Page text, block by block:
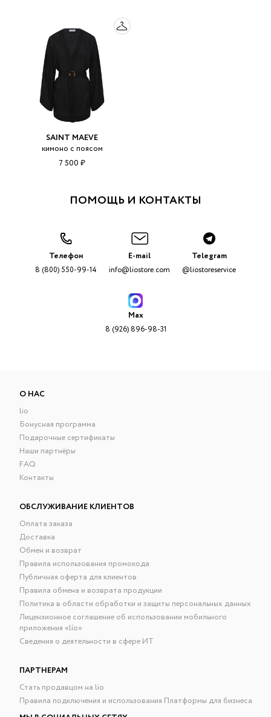
SAINT MAEVE
кимоно с поясом
7 500 ₽
ПОМОЩЬ И КОНТАКТЫ
Телефон
8 (800) 550-99-14
E-mail
info@liostore.com
Telegram
@liostoreservice
Max
8 (926) 896-98-31
О НАС
lio
Бонусная программа
Подарочные сертификаты
Наши партнёры
FAQ
Контакты
ОБСЛУЖИВАНИЕ КЛИЕНТОВ
Оплата заказа
Доставка
Обмен и возврат
Правила использования промокода
Публичная оферта для клиентов
Правила обмена и возврата продукции
Политика в области обработки и защиты персональных данных
Лицензионное соглашение об использовании мобильного
приложения «lío»
Сведения о деятельности в сфере ИТ
ПАРТНЕРАМ
Стать продавцом на lio
Правила подключения и использования Платформы для бизнеса